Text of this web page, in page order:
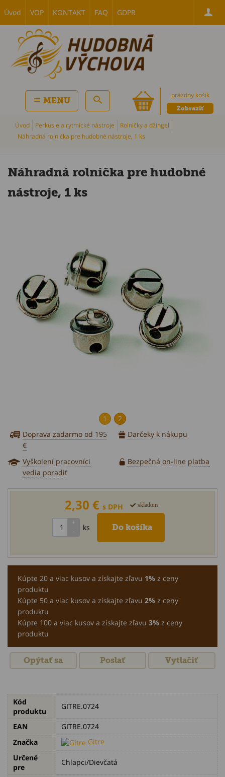
Úvod VOP KONTAKT FAQ GDPR
prázdny košík
Zobraziť
MENU
Úvod Perkusie a rytmické nástroje
Rolničky a džingel
Náhradná rolnička pre hudobné nástroje, 1 ks
Náhradná rolnička pre hudobné
nástroje, 1 ks
1
2
Doprava zadarmo od 195
€
Darčeky k nákupu
Vyškolení pracovníci
vedia poradiť
Bezpečná on-line platba
2,30 € s DPH skladom
ks
Kúpte 20 a viac kusov a získajte zľavu 1% z ceny
produktu
Kúpte 50 a viac kusov a získajte zľavu 2% z ceny
produktu
Kúpte 100 a viac kusov a získajte zľavu 3% z ceny
produktu
Opýtať sa Poslať Vytlačiť
Kód
produktu
GITRE.0724
EAN
GITRE.0724
Značka
Gitre
Určené
pre
Chlapci/Dievčatá